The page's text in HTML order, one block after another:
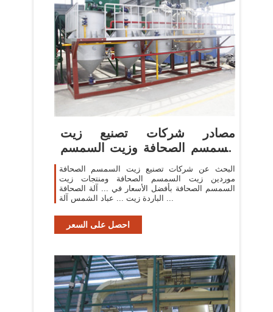
مصادر شركات تصنيع زيت
السمسم الصحافة وزيت السمسم
البحث عن شركات تصنيع زيت السمسم الصحافة
موردين زيت السمسم الصحافة ومنتجات زيت
السمسم الصحافة بأفضل الأسعار في ... آلة الصحافة
الباردة زيت ... عباد الشمس آلة ...
احصل على السعر